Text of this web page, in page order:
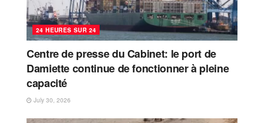
24 HEURES SUR 24
Centre de presse du Cabinet: le port de
Damiette continue de fonctionner à pleine
capacité
July 30, 2026